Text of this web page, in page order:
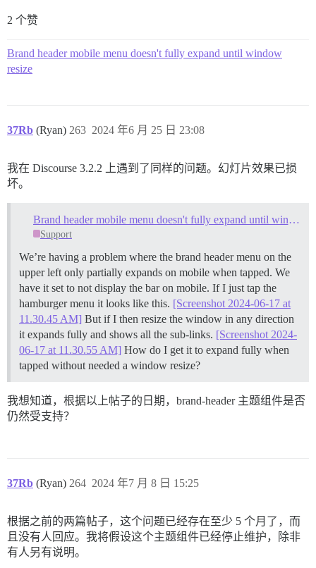
2 个赞
Brand header mobile menu doesn't fully expand until window
resize
37Rb (Ryan) 2024 年6 月 25 日 23:08
263
我在 Discourse 3.2.2 上遇到了同样的问题。幻灯片效果已损
坏。
Brand header mobile menu doesn't fully expand until window resize
Support
We’re having a problem where the brand header menu on the
upper left only partially expands on mobile when tapped. We
have it set to not display the bar on mobile. If I just tap the
hamburger menu it looks like this. [Screenshot 2024-06-17 at
11.30.45 AM] But if I then resize the window in any direction
it expands fully and shows all the sub-links. [Screenshot 2024-
06-17 at 11.30.55 AM] How do I get it to expand fully when
tapped without needed a window resize?
我想知道，根据以上帖子的日期，brand-header 主题组件是否
仍然受支持？
37Rb (Ryan) 2024 年7 月 8 日 15:25
264
根据之前的两篇帖子，这个问题已经存在至少 5 个月了，而
且没有人回应。我将假设这个主题组件已经停止维护，除非
有人另有说明。